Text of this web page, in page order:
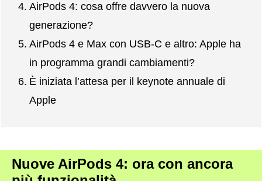
AirPods 4: cosa offre davvero la nuova
generazione?
AirPods 4 e Max con USB-C e altro: Apple ha
in programma grandi cambiamenti?
È iniziata l’attesa per il keynote annuale di
Apple
Nuove AirPods 4: ora con ancora